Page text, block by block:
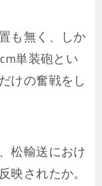
も無く、しか
単装砲とい
けの奮戦をし
松輸送におけ
されたか。